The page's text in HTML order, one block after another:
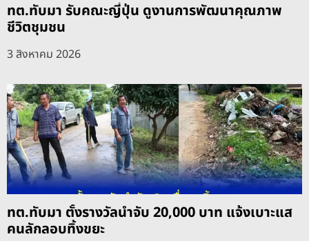
ทต.ทับมา รับคณะญี่ปุ่น ดูงานการพัฒนาคุณภาพ
ชีวิตชุมชน
3 สิงหาคม 2026
ทต.ทับมา ตั้งรางวัลนำจับ 20,000 บาท แจ้งเบาะแส
คนลักลอบทิ้งขยะ